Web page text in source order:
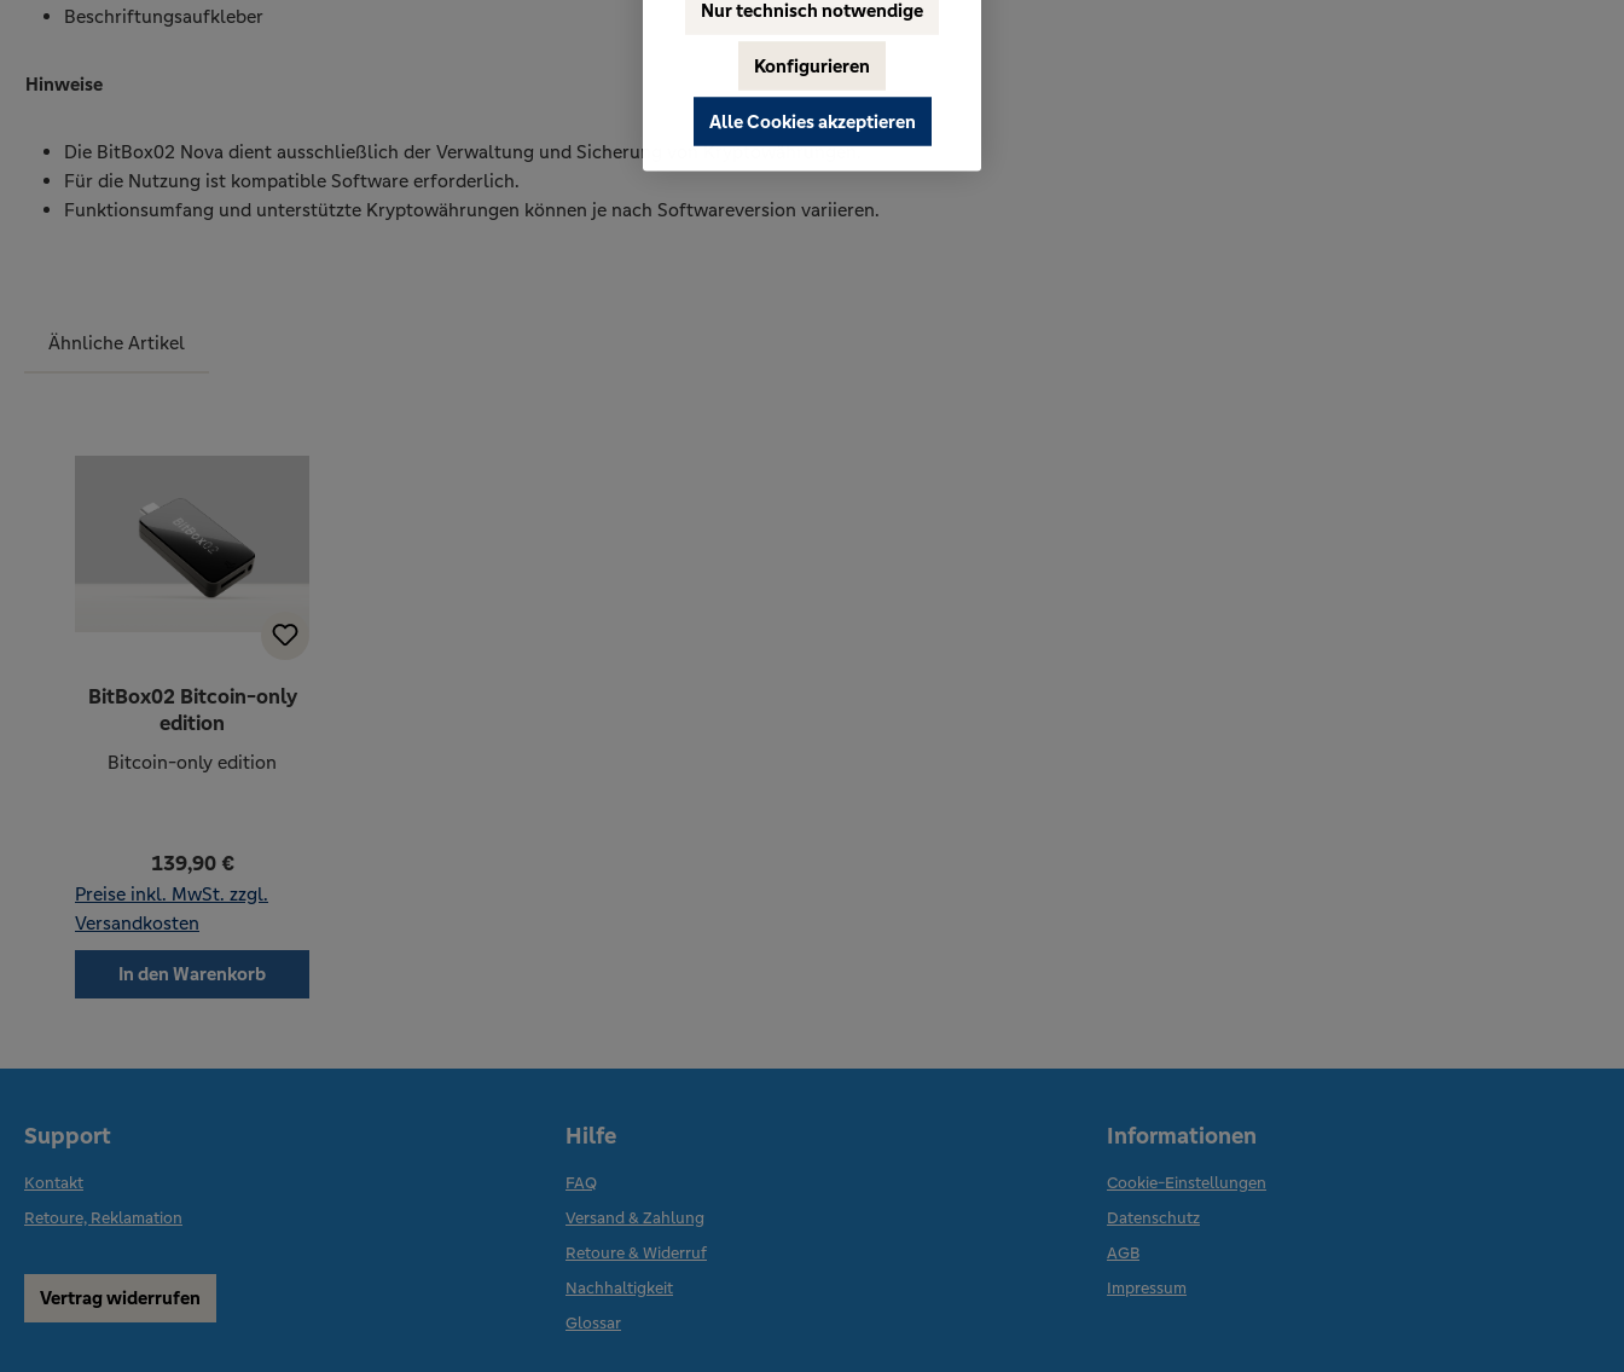
Beschriftungsaufkleber
Hinweise
Die BitBox02 Nova dient ausschließlich der Verwaltung und Sicherung von Kryptowährungen.
Für die Nutzung ist kompatible Software erforderlich.
Funktionsumfang und unterstützte Kryptowährungen können je nach Softwareversion variieren.
Ähnliche Artikel
BitBox02 Bitcoin-only
edition
Bitcoin-only edition
139,90 €
Preise inkl. MwSt. zzgl.
Versandkosten
In den Warenkorb
Support
Kontakt
Retoure, Reklamation
Vertrag widerrufen
Hilfe
FAQ
Versand & Zahlung
Retoure & Widerruf
Nachhaltigkeit
Glossar
Informationen
Cookie-Einstellungen
Datenschutz
AGB
Impressum
Nur technisch notwendige
Konfigurieren
Alle Cookies akzeptieren